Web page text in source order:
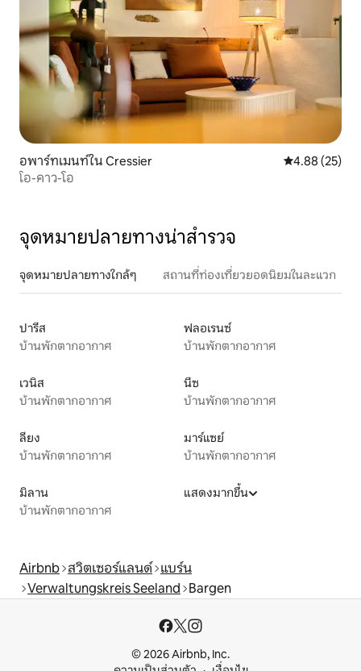
อพาร์ทเมนท์ใน Cressier คะแนนเฉลี่ย
4.88 (25)
โอ-คาว-โอ
จุดหมายปลายทางน่าสำรวจ
จุดหมายปลายทางใกล้ๆ สถานที่ท่องเที่ยวยอดนิยมในละแวก
ปารีส
บ้านพักตากอากาศ
ฟลอเรนซ์
บ้านพักตากอากาศ
เวนิส
บ้านพักตากอากาศ
นีซ
บ้านพักตากอากาศ
ลียง
บ้านพักตากอากาศ
มาร์แซย์
บ้านพักตากอากาศ
มิลาน
บ้านพักตากอากาศ
แสดงมากขึ้น
Airbnb สวิตเซอร์แลนด์ แบร์น
Verwaltungskreis Seeland Bargen
© 2026 Airbnb, Inc.